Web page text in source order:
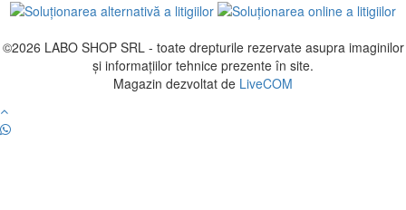
©2026 LABO SHOP SRL - toate drepturile rezervate asupra imaginilor
și informațiilor tehnice prezente în site.
Magazin dezvoltat de LiveCOM